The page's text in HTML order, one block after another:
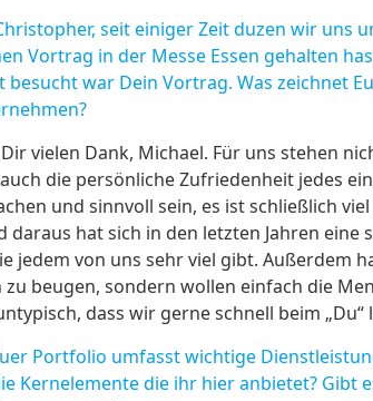
seit einiger Zeit duzen wir uns
Vortrag in der Messe Essen gehalten
war Dein Vortrag. Was zeichnet
vielen Dank, Michael. Für uns stehen
die persönliche Zufriedenheit jedes
und sinnvoll sein, es ist schließlich
daraus hat sich in den letzten Jahren
jedem von uns sehr viel gibt. Außerdem
zu beugen, sondern wollen einfach die
dass wir gerne schnell beim „Du“
Portfolio umfasst wichtige
Kernelemente die ihr hier anbietet? Gibt